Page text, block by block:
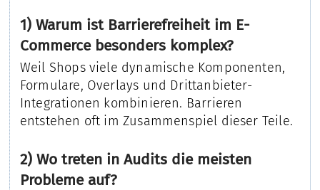
1) Warum ist Barrierefreiheit im E-
Commerce besonders komplex?
Weil Shops viele dynamische Komponenten,
Formulare, Overlays und Drittanbieter-
Integrationen kombinieren. Barrieren
entstehen oft im Zusammenspiel dieser Teile.
2) Wo treten in Audits die meisten
Probleme auf?